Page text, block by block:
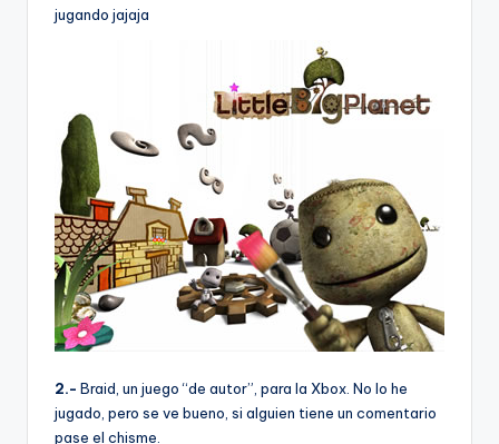
jugando jajaja
2.- Braid, un juego “de autor”, para la Xbox. No lo he
jugado, pero se ve bueno, si alguien tiene un comentario
pase el chisme.